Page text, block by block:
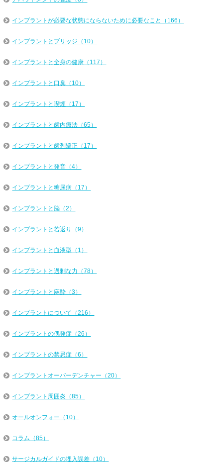
インプラントが必要な状態にならないために必要なこと（166）
インプラントとブリッジ（10）
インプラントと全身の健康（117）
インプラントと口臭（10）
インプラントと喫煙（17）
インプラントと歯内療法（65）
インプラントと歯列矯正（17）
インプラントと発音（4）
インプラントと糖尿病（17）
インプラントと脳（2）
インプラントと若返り（9）
インプラントと血液型（1）
インプラントと過剰な力（78）
インプラントと麻酔（3）
インプラントについて（216）
インプラントの偶発症（26）
インプラントの禁忌症（6）
インプラントオーバーデンチャー（20）
インプラント周囲炎（85）
オールオンフォー（10）
コラム（85）
サージカルガイドの埋入誤差（10）